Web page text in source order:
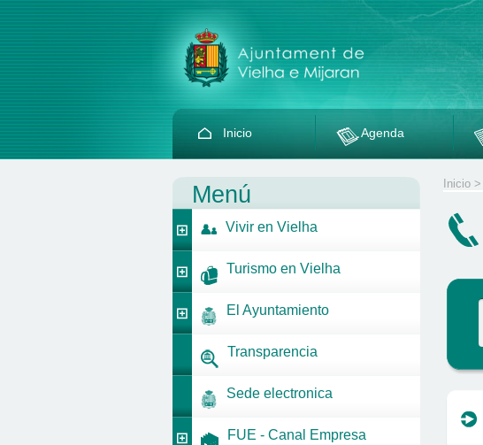
Inicio Agenda
Menú
Vivir en Vielha
Turismo en Vielha
El Ayuntamiento
Transparencia
Sede electronica
FUE - Canal Empresa
Inicio >